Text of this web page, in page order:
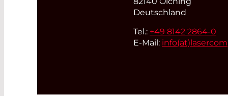
Deutschland
Tel.: +49 8142 2864-0
E-Mail: info(at)